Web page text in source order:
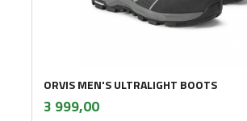
ORVIS MEN'S ULTRALIGHT BOOTS
Pris
3 999,00mva.